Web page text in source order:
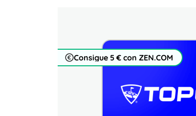
Consigue 5 € con ZEN.COM